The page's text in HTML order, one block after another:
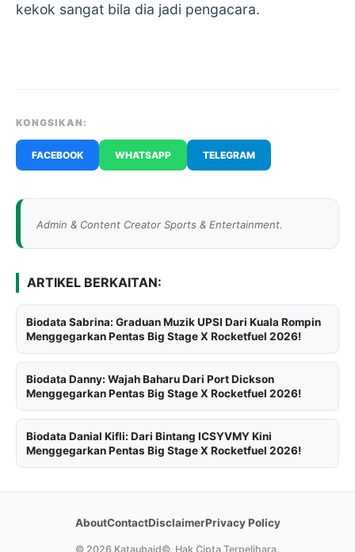
kekok sangat bila dia jadi pengacara.
KONGSIKAN:
FACEBOOK WHATSAPP TELEGRAM
Admin & Content Creator Sports & Entertainment.
ARTIKEL BERKAITAN:
Biodata Sabrina: Graduan Muzik UPSI Dari Kuala Rompin
Menggegarkan Pentas Big Stage X Rocketfuel 2026!
Biodata Danny: Wajah Baharu Dari Port Dickson
Menggegarkan Pentas Big Stage X Rocketfuel 2026!
Biodata Danial Kifli: Dari Bintang ICSYVMY Kini
Menggegarkan Pentas Big Stage X Rocketfuel 2026!
AboutContactDisclaimerPrivacy Policy
© 2026 Kataubaid©. Hak Cipta Terpelihara.